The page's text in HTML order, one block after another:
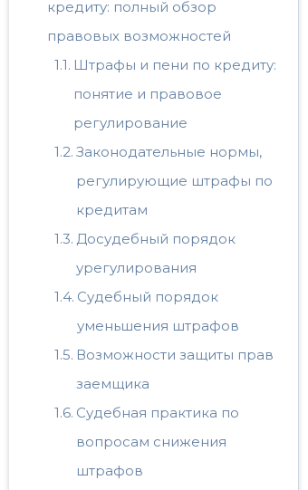
кредиту: полный обзор
правовых возможностей
Штрафы и пени по кредиту:
понятие и правовое
регулирование
Законодательные нормы,
регулирующие штрафы по
кредитам
Досудебный порядок
урегулирования
Судебный порядок
уменьшения штрафов
Возможности защиты прав
заемщика
Судебная практика по
вопросам снижения
штрафов